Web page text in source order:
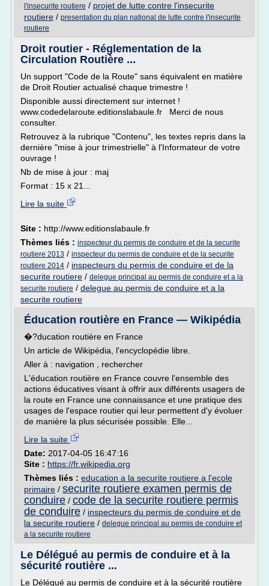
l'insecurite routiere / projet de lutte contre l'insecurite
routiere / presentation du plan national de lutte contre l'insecurite
routiere
Droit routier - Réglementation de la
Circulation Routière ...
Un support "Code de la Route" sans équivalent en matière
de Droit Routier actualisé chaque trimestre !
Disponible aussi directement sur internet !
www.codedelaroute.editionslabaule.fr Merci de nous
consulter.
Retrouvez à la rubrique "Contenu", les textes repris dans la
dernière "mise à jour trimestrielle" à l'Informateur de votre
ouvrage !
Nb de mise à jour : maj
Format : 15 x 21...
Lire la suite
Site : http://www.editionslabaule.fr
Thèmes liés : inspecteur du permis de conduire et de la securite
routiere 2013 / inspecteur du permis de conduire et de la securite
routiere 2014 / inspecteurs du permis de conduire et de la
securite routiere / delegue principal au permis de conduire et a la
securite routiere / delegue au permis de conduire et a la
securite routiere
Éducation routière en France — Wikipédia
�?ducation routière en France
Un article de Wikipédia, l'encyclopédie libre.
Aller à : navigation , rechercher
L'éducation routière en France couvre l'ensemble des
actions éducatives visant à offrir aux différents usagers de
la route en France une connaissance et une pratique des
usages de l'espace routier qui leur permettent d'y évoluer
de manière la plus sécurisée possible. Elle...
Lire la suite
Date: 2017-04-05 16:47:16
Site : https://fr.wikipedia.org
Thèmes liés : education a la securite routiere a l'ecole
primaire / securite routiere examen permis de
conduire / code de la securite routiere permis
de conduire / inspecteurs du permis de conduire et de
la securite routiere / delegue principal au permis de conduire et
a la securite routiere
Le Délégué au permis de conduire et à la
sécurité routière ...
Le Délégué au permis de conduire et à la sécurité routière